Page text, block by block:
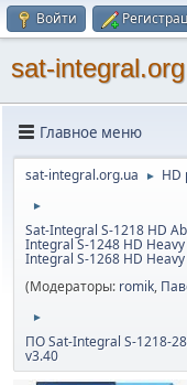
Войти
sat-
Главное меню
sat-integral.org.ua ► HD
►
Sat-Integral S-1218 HD
Integral S-1248 HD
Integral S-1268 HD
(Модераторы: romik,
►
ПО Sat-Integral S-1218-
v3.40